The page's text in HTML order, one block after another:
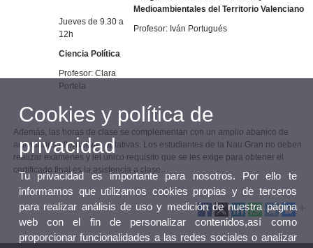
Jueves de 9.30 a
12h
Ciencia Política
Profesor: Clara
Portela
Medioambientales del Territorio Valenciano
Profesor: Iván Portugués
Además, las horas de clase se complementan con un amplio abanico de
actividades alternativas optativas. Los estudiantes de la Nau Gran no deben
realizar exámenes y lel único requisito que se les exige para obtener el
certificado final es la asistencia a clase.
Cookies y política de
privacidad
Tu privacidad es importante para nosotros. Por ello te
informamos que utilizamos cookies propias y de terceros
para realizar análisis de uso y medición de nuestra página
web con el fin de personalizar contenidos,así como
proporcionar funcionalidades a las redes sociales o analizar